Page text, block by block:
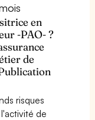
en
-PAO- ?
de
risques
de